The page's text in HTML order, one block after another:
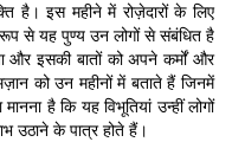
है। इस महीने में रोज़ेदारों के लिए
से यह पुण्य उन लोगों से संबंधित है
और इसकी बातों को अपने कर्मों और
को उन महीनों में बताते हैं जिनमें
है कि यह विभूतियां उन्हीं लोगों
उठाने के पात्र होते हैं।